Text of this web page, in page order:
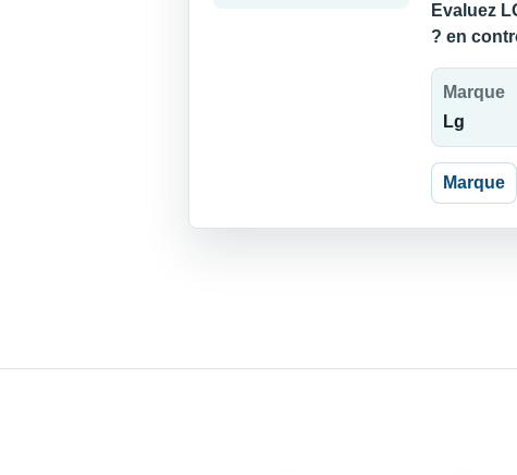
Evaluez
? en
Marque
Lg
Marque